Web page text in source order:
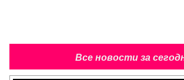
Все новости за